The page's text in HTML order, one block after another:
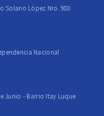
Solano López Nro. 980
Nacional
Junio - Barrio Itay Luque